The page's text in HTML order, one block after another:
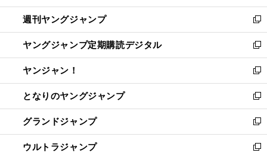
開
く
ウ
で
開
く
ン
ド
ウ
で
開
く
ウ
ィ
ン
ド
ウ
で
開
く
週刊ヤングジャンプ
新
し
い
ウ
ィ
ン
ド
ウ
で
開
く
ヤングジャンプ定期購読デジタル
新
し
い
ウ
ィ
ン
ド
ウ
で
ヤンジャン！
新
し
い
ウ
ィ
ン
ド
となりのヤングジャンプ
新
し
い
ウ
ィ
グランドジャンプ
新
し
い
ウルトラジャンプ
新